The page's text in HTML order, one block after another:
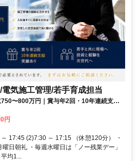
気施工管理/若手育成担当
〜800万円｜賞与年2回・10年連続支給
工事施工管理技士歓迎｜若手へ技術を受
事人生の集大成｜最後の転職先へ
円
17:45 (2)7:30 ～ 17:15 （休憩120分） ・
日朝礼 ・毎週水曜日は「ノー残業デー」
均1...